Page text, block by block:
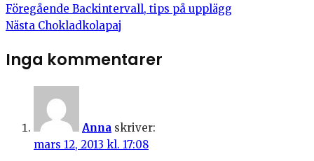
Föregående Backintervall, tips på upplägg
Nästa Chokladkolapaj
Inga kommentarer
Anna skriver:
mars 12, 2013 kl. 17:08